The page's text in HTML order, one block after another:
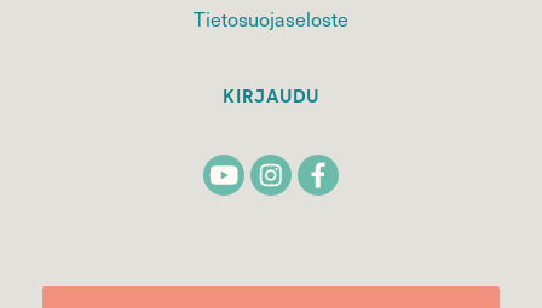
Tietosuojaseloste
KIRJAUDU